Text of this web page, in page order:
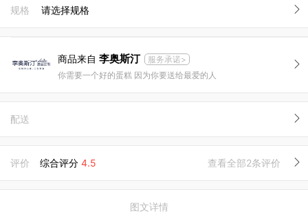
规格 请选择规格
商品来自 李奥斯汀
服务承诺>
你需要一个好的蛋糕 因为你要送给最爱的人
配送
评价 综合评分 4.5 查看全部2条评价
图文详情